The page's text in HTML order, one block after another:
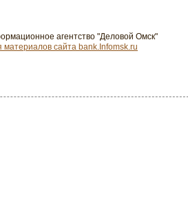
агентство "Деловой Омск"
материалов сайта bank.Infomsk.ru